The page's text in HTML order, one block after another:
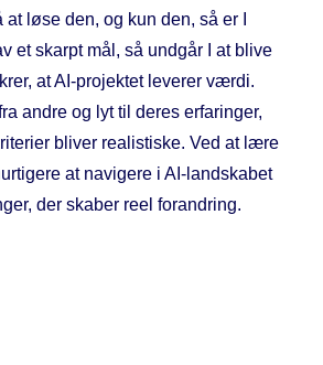
løse den, og kun den, så er I
et skarpt mål, så undgår I at blive
at AI-projektet leverer værdi.
andre og lyt til deres erfaringer,
bliver realistiske. Ved at lære
at navigere i AI-landskabet
der skaber reel forandring.